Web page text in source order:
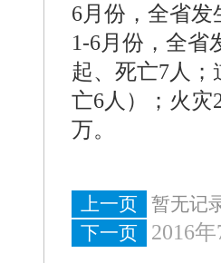
6月份，全省
1-6月份，全省
起、死亡7人；
亡6人）；火灾
万。
上一页
暂无记
下一页
2016